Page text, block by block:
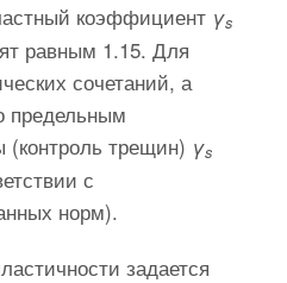
коэффициент γs
равным 1.15. Для
сочетаний, а
предельным
(контроль трещин) γs
с
норм).
задается